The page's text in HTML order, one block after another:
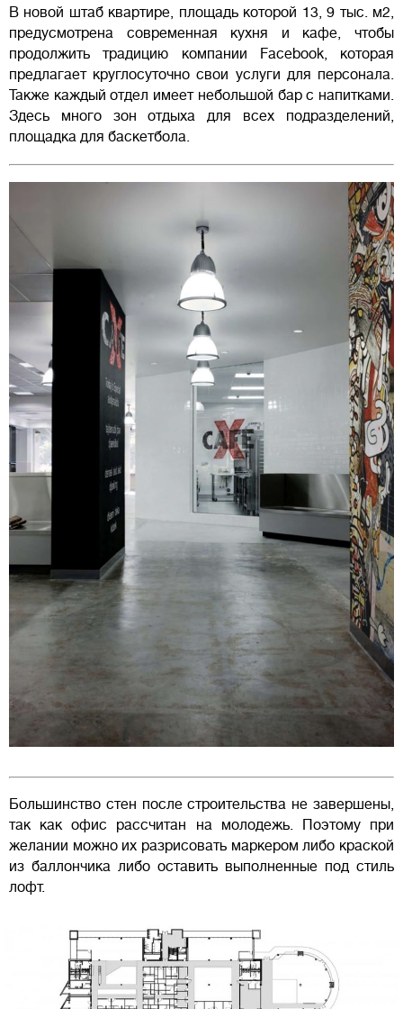
В новой штаб квартире, площадь которой 13, 9 тыс. м2,
предусмотрена современная кухня и кафе, чтобы
продолжить традицию компании Facebook, которая
предлагает круглосуточно свои услуги для персонала.
Также каждый отдел имеет небольшой бар с напитками.
Здесь много зон отдыха для всех подразделений,
площадка для баскетбола.
Большинство стен после строительства не завершены,
так как офис рассчитан на молодежь. Поэтому при
желании можно их разрисовать маркером либо краской
из баллончика либо оставить выполненные под стиль
лофт.